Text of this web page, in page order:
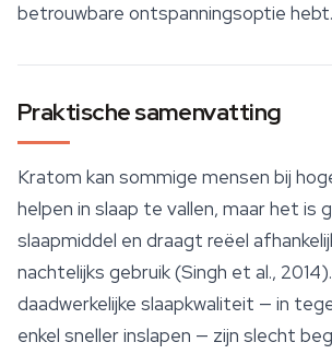
betrouwbare ontspanningsoptie hebt.
Praktische samenvatting
Kratom kan sommige mensen bij
helpen in slaap te vallen, maar het is
slaapmiddel en draagt reëel
nachtelijks gebruik (Singh et al.,
daadwerkelijke slaapkwaliteit — in
enkel sneller inslapen — zijn slecht